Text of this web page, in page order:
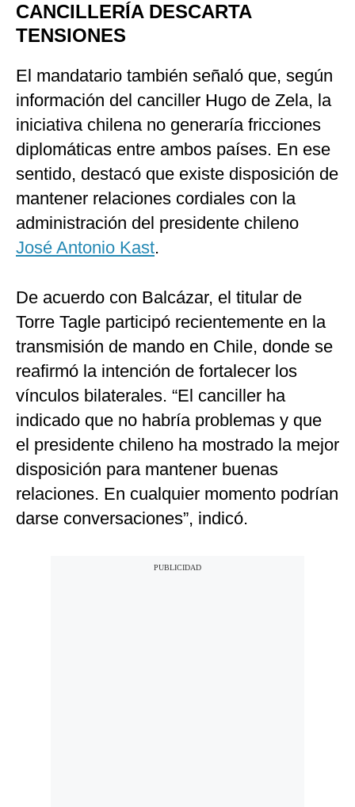
CANCILLERÍA DESCARTA
TENSIONES
El mandatario también señaló que, según
información del canciller Hugo de Zela, la
iniciativa chilena no generaría fricciones
diplomáticas entre ambos países. En ese
sentido, destacó que existe disposición de
mantener relaciones cordiales con la
administración del presidente chileno
José Antonio Kast.
De acuerdo con Balcázar, el titular de
Torre Tagle participó recientemente en la
transmisión de mando en Chile, donde se
reafirmó la intención de fortalecer los
vínculos bilaterales. “El canciller ha
indicado que no habría problemas y que
el presidente chileno ha mostrado la mejor
disposición para mantener buenas
relaciones. En cualquier momento podrían
darse conversaciones”, indicó.